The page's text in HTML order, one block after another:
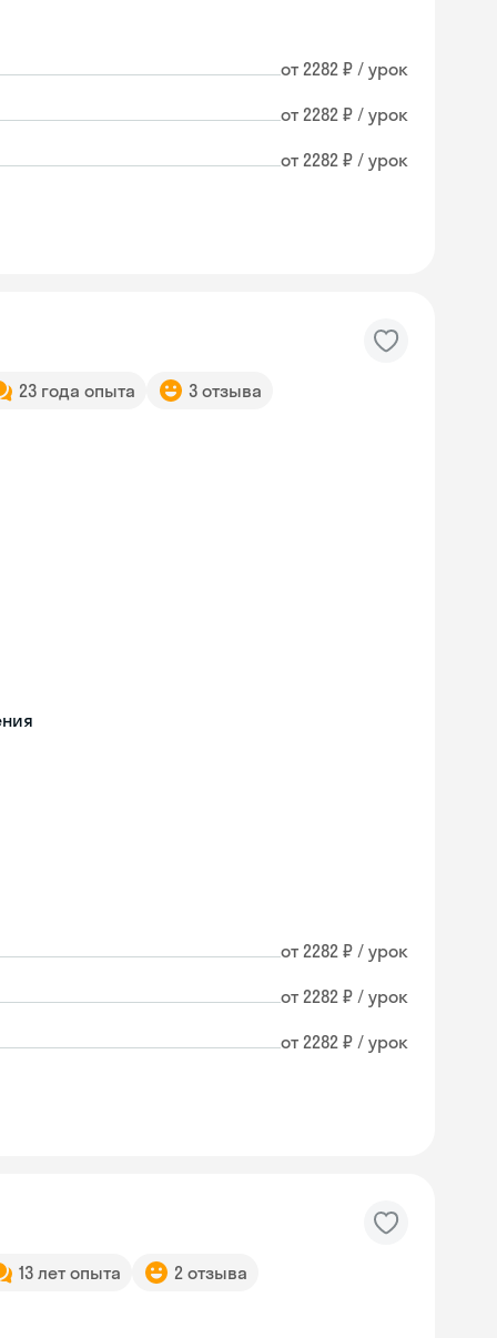
от 2282 ₽ / урок
от 2282 ₽ / урок
от 2282 ₽ / урок
23 года опыта 3 отзыва
от 2282 ₽ / урок
от 2282 ₽ / урок
от 2282 ₽ / урок
13 лет опыта 2 отзыва